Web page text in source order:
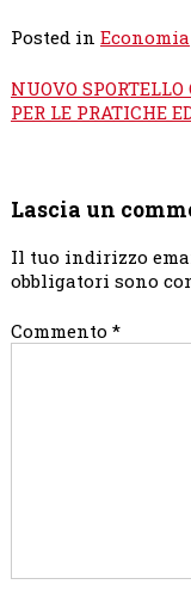
Posted in Economia
Navigazione
articoli
NUOVO
PER LE PRATICHE
Lascia un
Il tuo indirizzo
obbligatori sono
Commento *